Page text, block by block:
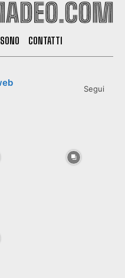
CONTATTI
Segui